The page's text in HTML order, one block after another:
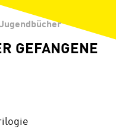
GEFANGENE